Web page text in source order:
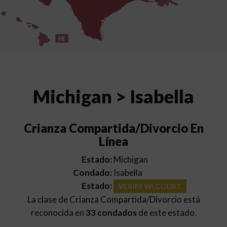
HI
Michigan > Isabella
Crianza Compartida/Divorcio En
Línea
Estado: Michigan
Condado: Isabella
Estado:
VERIFY W\ COURT
La clase de Crianza Compartida/Divorcio está
reconocida en 33 condadosde este estado.